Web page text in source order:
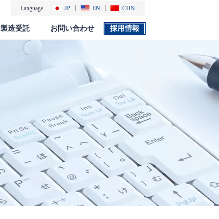
Language JP EN CHN
採用情報
製品カタログ
製造受託 お問い合わせ 採用情報